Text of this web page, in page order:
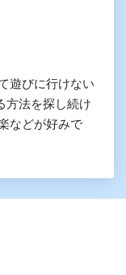
遊びに行けない
方法を探し続け
などが好みで